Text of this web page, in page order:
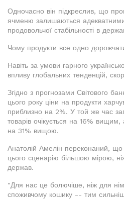
Одночасно він підкреслив, що
ячменю залишаються
продовольчої стабільності в
Чому продукти все одно
Навіть за умови гарного
впливу глобальних тенденцій,
Згідно з прогнозами Світового
цього року ціни на продукти
приблизно на 2%. У той же час
товарів очікується на 16%
на 31% вищою.
Анатолій Амелін переконаний, що
цього сценарію більшою мірою,
держав.
"Для нас це болючіше, ніж для
споживчому кошику -- тим